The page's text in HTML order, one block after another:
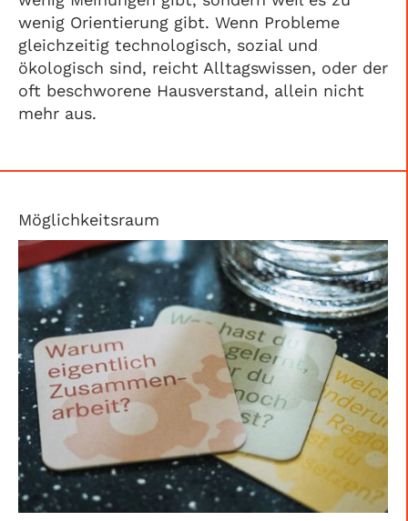
wenig Orientierung gibt. Wenn Probleme
gleichzeitig technologisch, sozial und
ökologisch sind, reicht Alltagswissen, oder der
oft beschworene Hausverstand, allein nicht
mehr aus.
Möglichkeitsraum